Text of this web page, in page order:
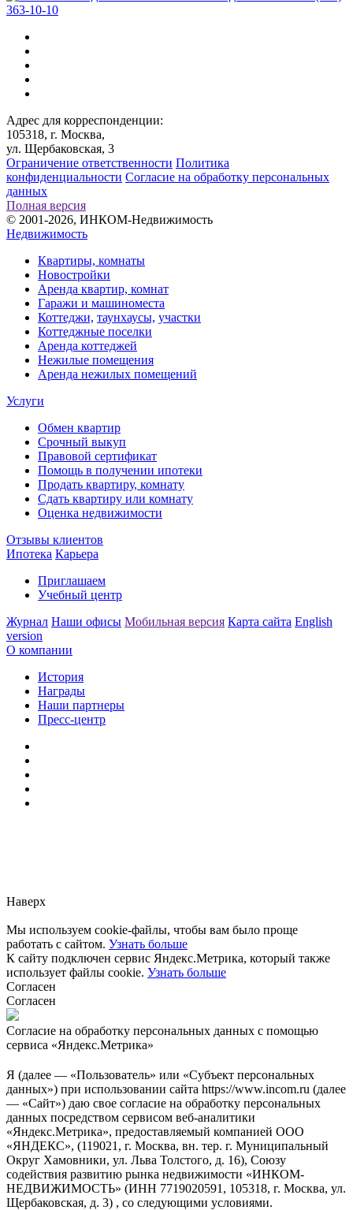
363-10-10
Адрес для корреспонденции:
105318, г. Москва,
ул. Щербаковская, 3
Ограничение ответственности Политика
конфиденциальности Согласие на обработку персональных
данных
Полная версия
© 2001-2026, ИНКОМ-Недвижимость
Недвижимость
Квартиры, комнаты
Новостройки
Аренда квартир, комнат
Гаражи и машиноместа
Коттеджи, таунхаусы, участки
Коттеджные поселки
Аренда коттеджей
Нежилые помещения
Аренда нежилых помещений
Услуги
Обмен квартир
Срочный выкуп
Правовой сертификат
Помощь в получении ипотеки
Продать квартиру, комнату
Сдать квартиру или комнату
Оценка недвижимости
Отзывы клиентов
Ипотека Карьера
Приглашаем
Учебный центр
Журнал Наши офисы Мобильная версия Карта сайта English
version
О компании
История
Награды
Наши партнеры
Пресс-центр
Наверх
Мы используем cookie-файлы, чтобы вам было проще
работать с сайтом. Узнать больше
К сайту подключен сервис Яндекс.Метрика, который также
использует файлы cookie. Узнать больше
Согласен
Согласен
Согласие на обработку персональных данных с помощью
сервиса «Яндекс.Метрика»
Я (далее — «Пользователь» или «Субъект персональных
данных») при использовании сайта https://www.incom.ru (далее
— «Сайт») даю свое согласие на обработку персональных
данных посредством сервисом веб-аналитики
«Яндекс.Метрика», предоставляемый компанией ООО
«ЯНДЕКС», (119021, г. Москва, вн. тер. г. Муниципальный
Округ Хамовники, ул. Льва Толстого, д. 16), Союзу
содействия развитию рынка недвижимости «ИНКОМ-
НЕДВИЖИМОСТЬ» (ИНН 7719020591, 105318, г. Москва, ул.
Щербаковская, д. 3) , со следующими условиями.